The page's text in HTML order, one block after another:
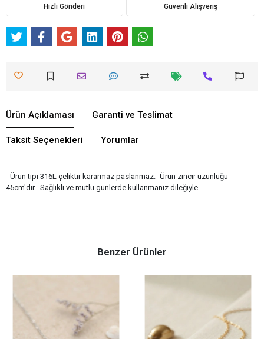
Hızlı Gönderi Güvenli Alışveriş
Ürün Açıklaması Garanti ve Teslimat
Taksit Seçenekleri Yorumlar
- Ürün tipi 316L çeliktir kararmaz paslanmaz.- Ürün zincir uzunluğu
45cm'dir.- Sağlıklı ve mutlu günlerde kullanmanız dileğiyle…
Benzer Ürünler